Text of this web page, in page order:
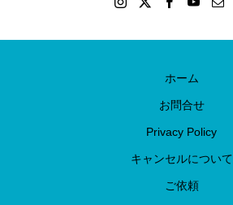
ホーム
お問合せ
Privacy Policy
キャンセルについて
ご依頼